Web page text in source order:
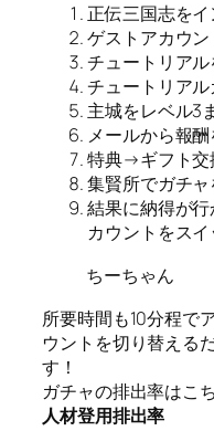
正伝三国志を
ゲストアカウ
チュートリア
チュートリアル
主城をレベル3
メールから報
特典→ギフト交
集賢所でガチ
結果に納得が
カウントをス
ちーちゃん
所要時間も10分程で
ウントを切り替える
す！
ガチャの排出率はこ
人材登用排出率